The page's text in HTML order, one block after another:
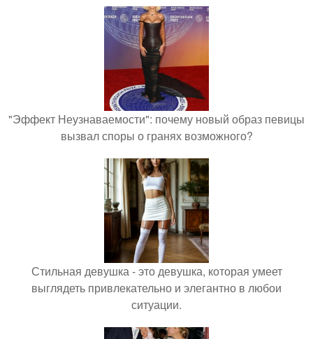
"Эффект Неузнаваемости": почему новый образ певицы
вызвал споры о гранях возможного?
Стильная девушка - это девушка, которая умеет
выглядеть привлекательно и элегантно в любои
ситуации.